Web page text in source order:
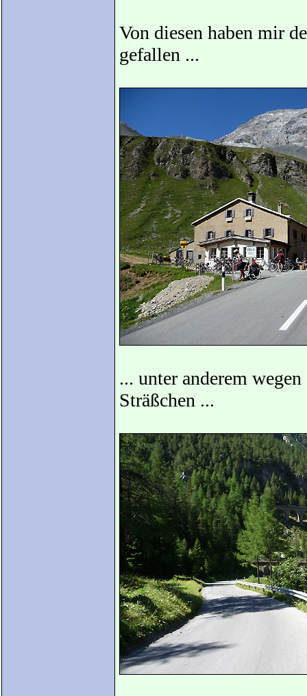
Von diesen haben mir
gefallen ...
... unter anderem
Sträßchen ...